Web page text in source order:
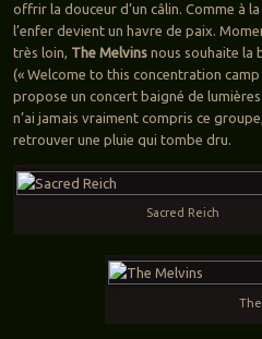
offrir la douceur d’un câlin. Comme à
l’enfer devient un havre de paix.
très loin, The Melvinsnous souhaite la
(« Welcome to this concentration
propose un concert baigné de
n’ai jamais vraiment compris ce
retrouver une pluie qui tombe dru.
Sacred Reich